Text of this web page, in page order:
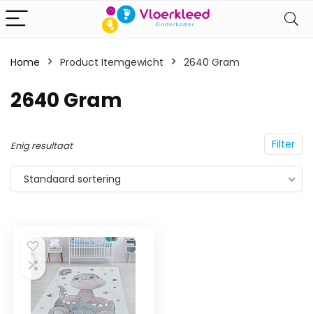
Home Product Itemgewicht ‎2640 Gram
‎2640 Gram
Filter
Enig resultaat
Standaard sortering